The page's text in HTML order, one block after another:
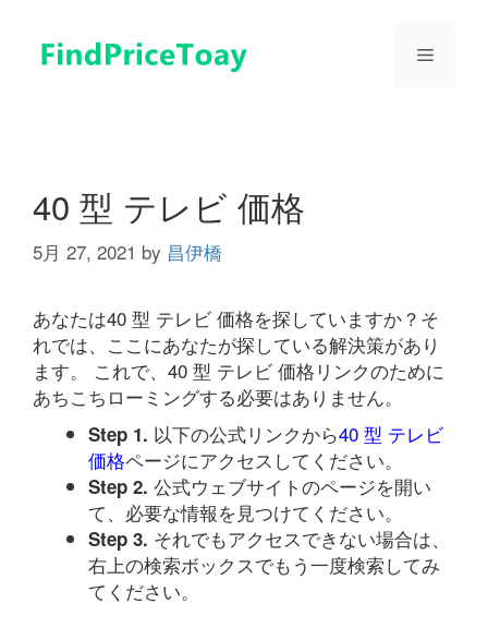
メ
40 型 テレビ 価格
5月 27, 2021 by 昌伊橋
あなたは40 型 テレビ 価格を探していますか？そ
れでは、ここにあなたが探している解決策があり
ます。 これで、40 型 テレビ 価格リンクのために
あちこちローミングする必要はありません。
Step 1. 以下の公式リンクから40 型 テレビ
価格ページにアクセスしてください。
Step 2. 公式ウェブサイトのページを開い
て、必要な情報を見つけてください。
Step 3. それでもアクセスできない場合は、
右上の検索ボックスでもう一度検索してみ
てください。